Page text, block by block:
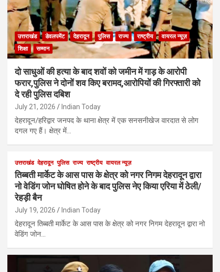
उत्तराखंड डेवलपमेंट देहरादून पुलिस राज्य राष्ट्रीय
वायरल न्यूज़
शिक्षा
सम्मान
दो साधुओं की हत्या के बाद शवों को जमीन में गाड़ के आरोपी
फरार,पुलिस ने दोनों शव किए बरामद,आरोपियों की गिरफ्तारी को
दे रही पुलिस दबिश
July 21, 2026 Indian Today
देहरादून/हरिद्वार जनपद के थाना क्षेत्र में एक सनसनीखेज वारदात से लोग
दगल गए हैं। क्षेत्र में…
उत्तराखंड देहरादून पुलिस राज्य राष्ट्रीय वायरल न्यूज़
तिब्बती मार्केट के आस पास के क्षेत्र को नगर निगम देहरादून द्वारा
नो वेडिंग जोन घोषित होने के बाद पुलिस नेए किया एरिया में ठेली/
रेहड़ी बैन
July 19, 2026 Indian Today
देहरादून तिब्बती मार्केट के आस पास के क्षेत्र को नगर निगम देहरादून द्वारा नो
वेडिंग जोन…